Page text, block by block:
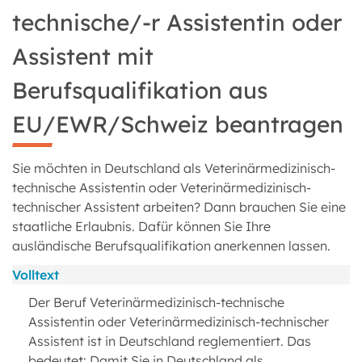
technische/-r Assistentin oder
Assistent mit
Berufsqualifikation aus
EU/EWR/Schweiz beantragen
Sie möchten in Deutschland als Veterinärmedizinisch-
technische Assistentin oder Veterinärmedizinisch-
technischer Assistent arbeiten? Dann brauchen Sie eine
staatliche Erlaubnis. Dafür können Sie Ihre
ausländische Berufsqualifikation anerkennen lassen.
Volltext
Der Beruf Veterinärmedizinisch-technische
Assistentin oder Veterinärmedizinisch-technischer
Assistent ist in Deutschland reglementiert. Das